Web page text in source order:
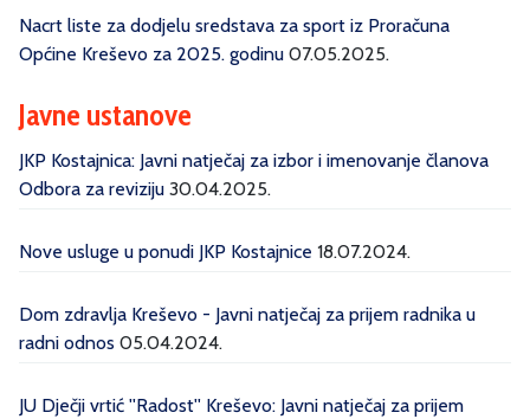
Nacrt liste za dodjelu sredstava za sport iz Proračuna
Općine Kreševo za 2025. godinu 07.05.2025.
Javne ustanove
JKP Kostajnica: Javni natječaj za izbor i imenovanje članova
Odbora za reviziju 30.04.2025.
Nove usluge u ponudi JKP Kostajnice 18.07.2024.
Dom zdravlja Kreševo - Javni natječaj za prijem radnika u
radni odnos 05.04.2024.
JU Dječji vrtić ''Radost'' Kreševo: Javni natječaj za prijem